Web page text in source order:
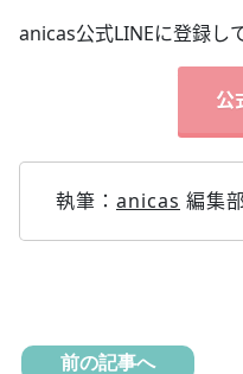
anicas公式LINEに登録し
公
執筆： anicas 編集
前の記事へ